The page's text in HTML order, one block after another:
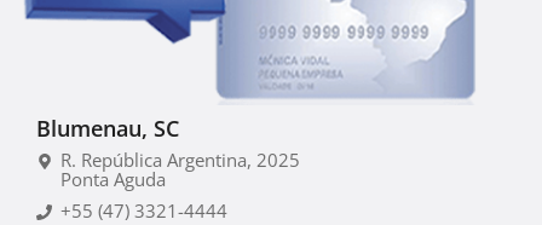
Blumenau, SC
R. República Argentina, 2025
Ponta Aguda
+55 (47) 3321-4444